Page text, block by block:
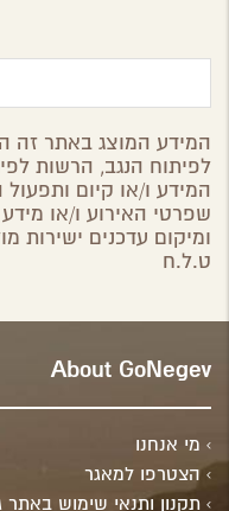
המידע המוצג באתר זה
לפיתוח הנגב, הרשות
המידע ו/או קיום ותפעול
שפרטי האירוע ו/או
ומיקום עדכנים ישירות
ט.ל.ח
About GoNegev
מי אנחנו
הצטרפו למאגר
תקנון ותנאי שימוש באתר